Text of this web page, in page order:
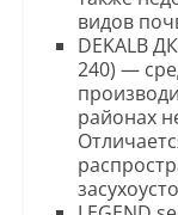
видов
DEKALB
240) —
районах